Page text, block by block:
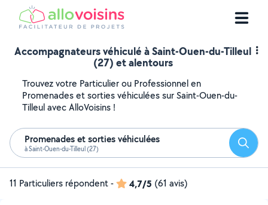
Accompagnateurs véhiculé à Saint-Ouen-du-Tilleul
(27) et alentours
Trouvez votre Particulier ou Professionnel en
Promenades et sorties véhiculées sur Saint-Ouen-du-
Tilleul avec AlloVoisins !
Promenades et sorties véhiculées
à Saint-Ouen-du-Tilleul (27)
11 Particuliers répondent- 4,7/5 (61 avis)